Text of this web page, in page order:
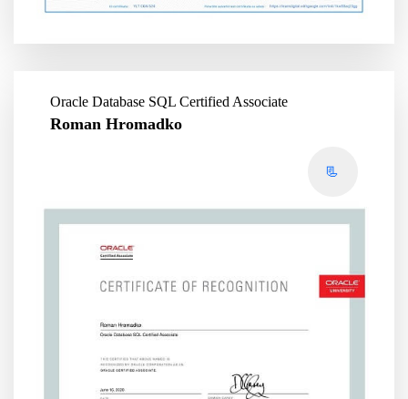
Oracle Database SQL Certified Associate
Roman Hromadko
📃